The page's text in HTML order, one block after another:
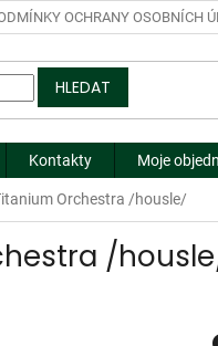
OCHRANY OSOBNÍCH
HLEDAT
Kontakty Moje
Orchestra /housle/
/